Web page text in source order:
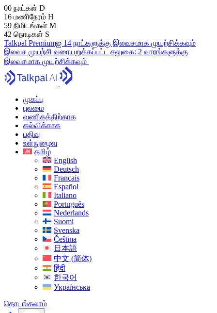
00 நாட்கள் D
16 மணிநேரம் H
59 நிமிடங்கள் M
41 நொடிகள் S
Talkpal Premiumஐ 14 நாட்களுக்கு இலவசமாக முயற்சிக்கவும்
இலவச முயற்சி வரையறுக்கப்பட்ட சலுகை: 2 வாரங்களுக்கு
இலவசமாக முயற்சிக்கவும்
முகப்பு
புலமை
வணிகத்திற்காக
கல்விக்காக
பதிவு
உள்நுழைவு
தமிழ்
English
Deutsch
Français
Español
Italiano
Português
Nederlands
Suomi
Svenska
Čeština
日本語
中文 (简体)
हिंदी
한국어
Українська
தொடங்கலாம்